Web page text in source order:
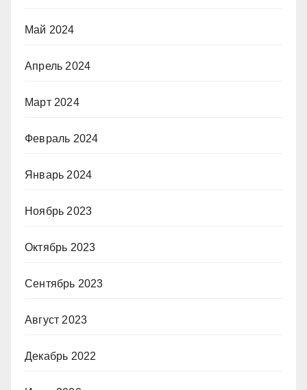
Май 2024
Апрель 2024
Март 2024
Февраль 2024
Январь 2024
Ноябрь 2023
Октябрь 2023
Сентябрь 2023
Август 2023
Декабрь 2022